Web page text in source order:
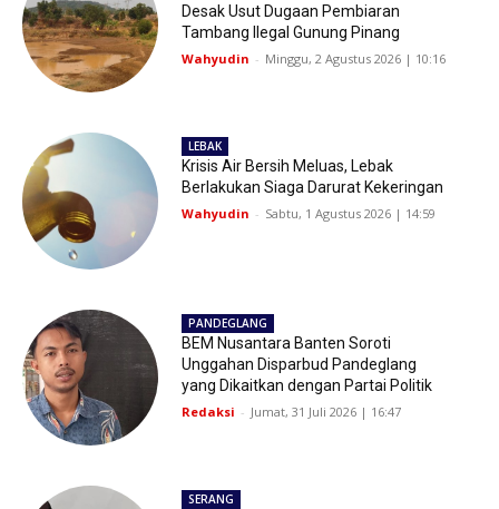
Desak Usut Dugaan Pembiaran
Tambang Ilegal Gunung Pinang
Wahyudin - Minggu, 2 Agustus 2026 | 10:16
LEBAK
Krisis Air Bersih Meluas, Lebak
Berlakukan Siaga Darurat Kekeringan
Wahyudin - Sabtu, 1 Agustus 2026 | 14:59
PANDEGLANG
BEM Nusantara Banten Soroti
Unggahan Disparbud Pandeglang
yang Dikaitkan dengan Partai Politik
Redaksi - Jumat, 31 Juli 2026 | 16:47
SERANG